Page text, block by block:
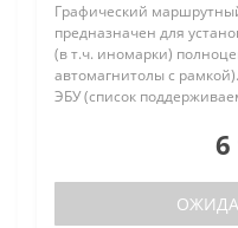
Графический
предназначен для
(в т.ч. иномарки)
автомагнитолы с
ЭБУ (список
6